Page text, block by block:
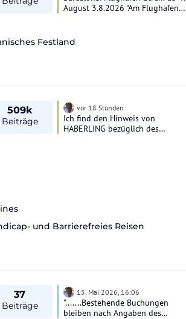
August 3.8.2026 "Am Flughafen
Bodenpersonals bevor. ...." '*Länge
Festland
509k
Beiträge
vor 18 Stunden
Ich find den Hinweis von
HABERLING bezüglich des
..Danke für die
Beiträge...Schliessen wir ab
und Barrierefreies Reisen
37
Beiträge
15. Mai 2026, 16:06
".......Bestehende Buchungen
bleiben nach Angaben des